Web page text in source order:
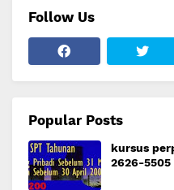
Follow Us
Popular Posts
kursus
2626-